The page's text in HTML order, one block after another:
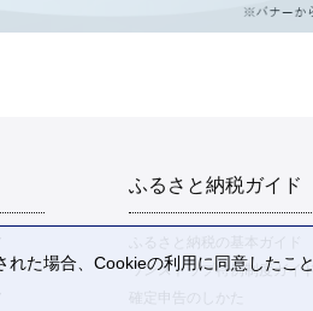
ふるさと納税ガイド
ふるさと納税の基本ガイド
ワンストップ特例制度ガイド
た場合、Cookieの利用に同意したこ